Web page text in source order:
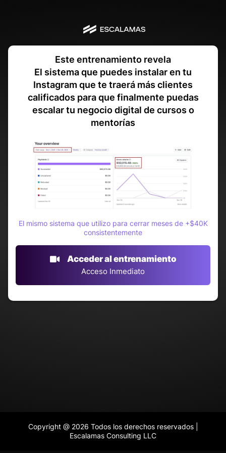
Este entrenamiento revela
El sistema que puedes instalar en tu
Instagram que te traerá más clientes
calificados para que finalmente puedas
escalar tu negocio digital de cursos o
mentorías
El mismo sistema que utilizo para cerrar meses de +$40K
consistentemente
Acceder al entrenamiento
Acceso Inmediato
Copyright @ 2026 Todos los derechos reservados |
Escalamas Consulting LLC